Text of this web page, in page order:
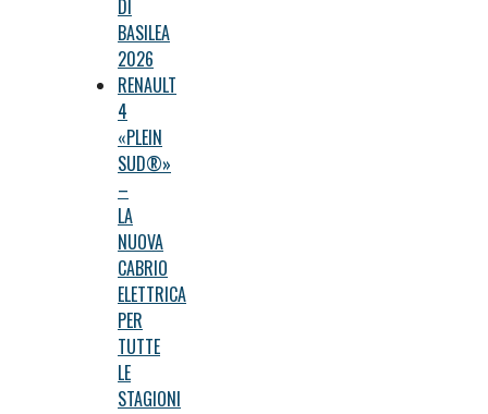
DI
BASILEA
2026
RENAULT
4
«PLEIN
SUD®»
–
LA
NUOVA
CABRIO
ELETTRICA
PER
TUTTE
LE
STAGIONI